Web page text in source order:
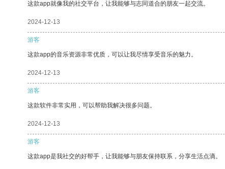
这款app就像我的社交平台，让我能够与志同道合的朋友一起交流。
2024-12-13
游客
这款app的音乐资源非常优质，可以让我尽情享受音乐的魅力。
2024-12-13
游客
这款软件非常实用，可以帮助我解决很多问题。
2024-12-13
游客
这款app是我社交的好帮手，让我能够与朋友保持联系，分享生活点滴。